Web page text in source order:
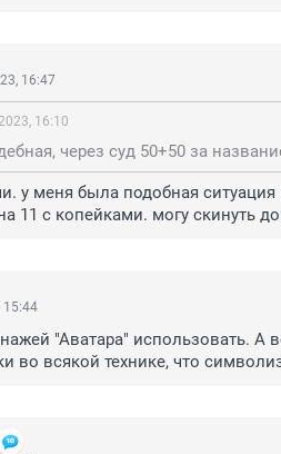
16:47
16:10
у меня была подобная
11 с копейками. могу скинуть
15:44
"Аватара" использовать.
во всякой технике, что